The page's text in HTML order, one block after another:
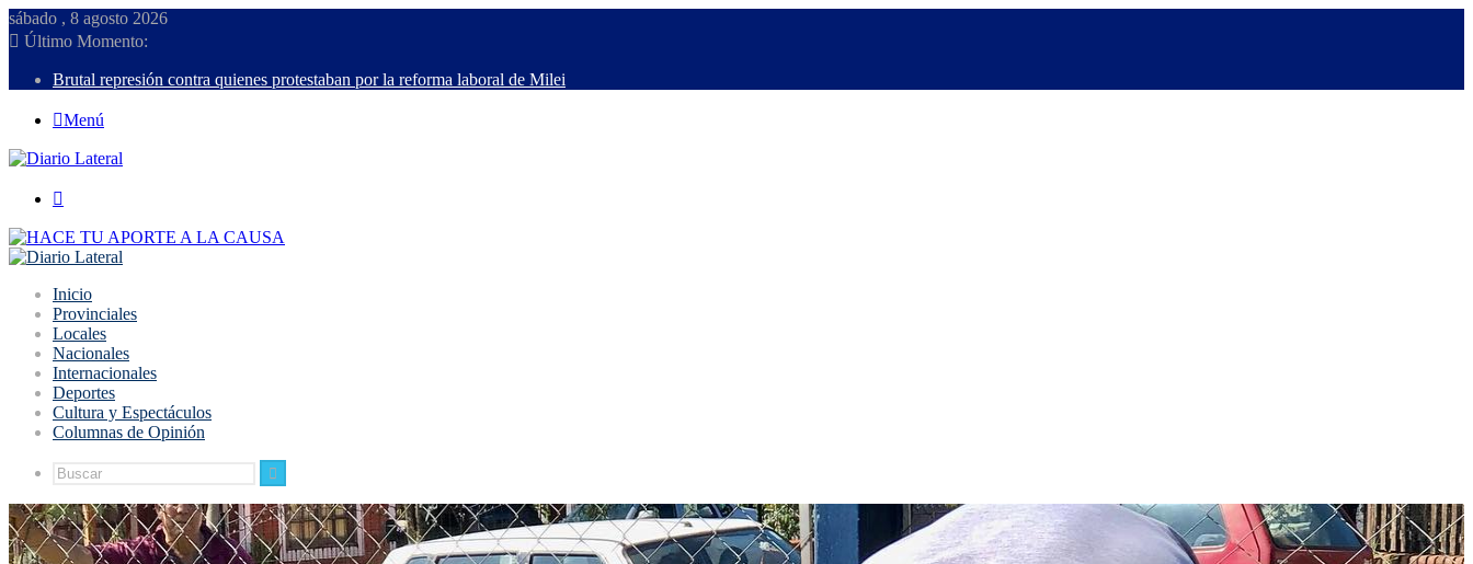
sábado , 8 agosto 2026
Último Momento:
Brutal represión contra quienes protestaban por la reforma laboral de Milei
Menú
Inicio
Provinciales
Locales
Nacionales
Internacionales
Deportes
Cultura y Espectáculos
Columnas de Opinión
Buscar